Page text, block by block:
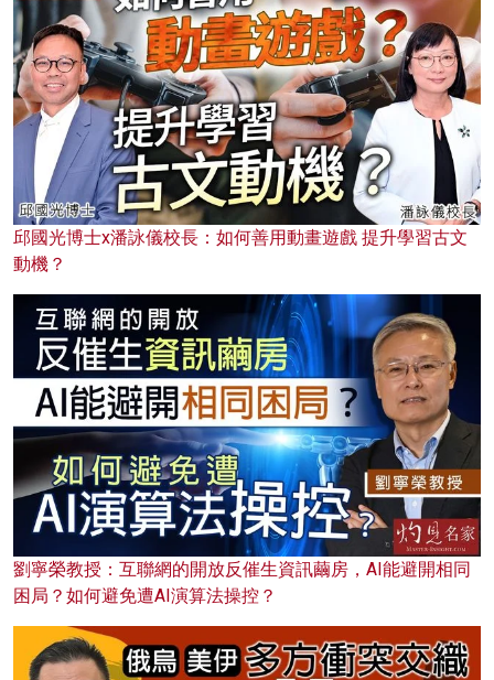
邱國光博士x潘詠儀校長：如何善用動畫遊戲 提升學習古文
動機？
劉寧榮教授：互聯網的開放反催生資訊繭房，AI能避開相同
困局？如何避免遭AI演算法操控？